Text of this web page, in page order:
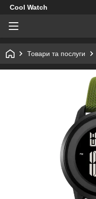
Cool Watch
Товари та послуги